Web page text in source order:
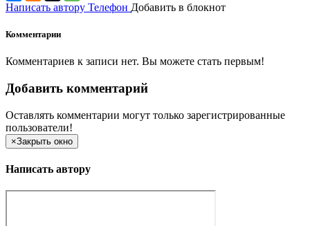
Написать автору Телефон Добавить в блокнот
Комментарии
Комментариев к записи нет. Вы можете стать первым!
Добавить комментарий
Оставлять комментарии могут только зарегистрированные
пользователи!
×Закрыть окно
Написать автору